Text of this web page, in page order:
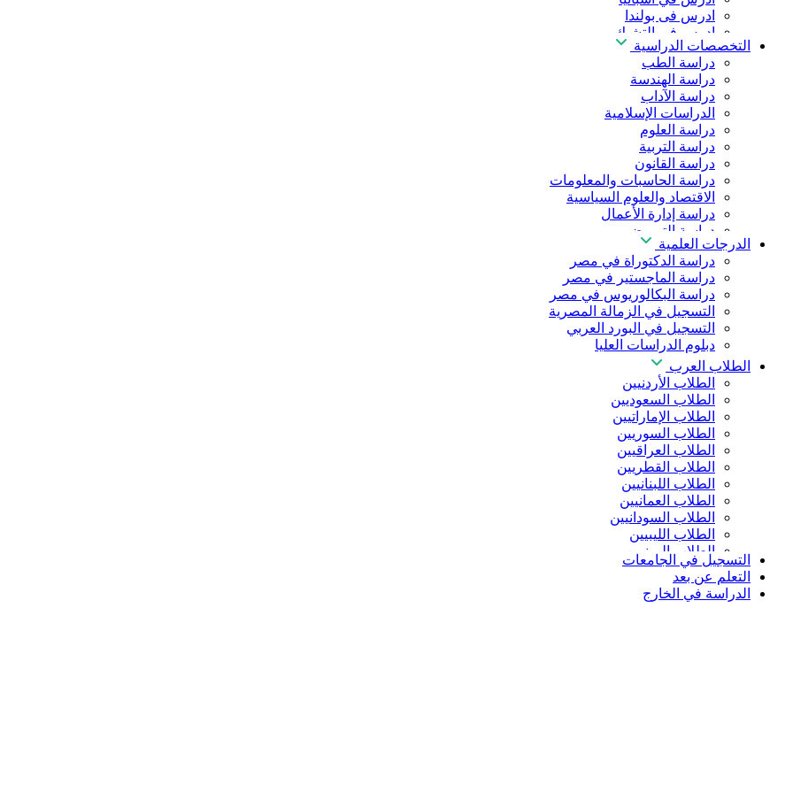
ادرس فى بولندا
ادرس فى التشيك
ادرس في المجر
ادرس في الصين
التخصصات الدراسية
دراسة الطب
دراسة الهندسة
دراسة الآداب
الدراسات الإسلامية
دراسة العلوم
دراسة التربية
دراسة القانون
دراسة الحاسبات والمعلومات
الاقتصاد والعلوم السياسية
دراسة إدارة الأعمال
دراسة التمريض
دراسة طب الأسنان
دراسة الصيدلة
دراسة العلوم الصحية
دراسة العلاج الطبيعي
دراسة الذكاء الاصطناعي
دراسة الأمن السيبراني
الدرجات العلمية
دراسة الدكتوراة في مصر
دراسة الماجستير في مصر
دراسة البكالوريوس في مصر
التسجيل في الزمالة المصرية
التسجيل في البورد العربي
دبلوم الدراسات العليا
الطلاب العرب
الطلاب الأردنيين
الطلاب السعوديين
الطلاب الإماراتيين
الطلاب السوريين
الطلاب العراقيين
الطلاب القطريين
الطلاب اللبنانيين
الطلاب العمانيين
الطلاب السودانيين
الطلاب الليبيين
الطلاب اليمنيين
التسجيل في الجامعات
التعلم عن بعد
الدراسة في الخارج